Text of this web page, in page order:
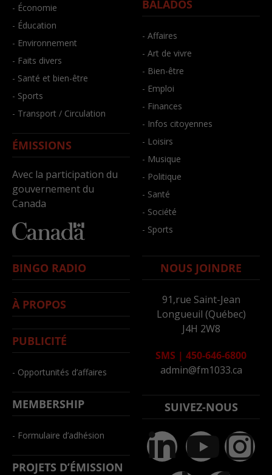
- Économie
- Éducation
- Environnement
- Faits divers
- Santé et bien-être
- Sports
- Transport / Circulation
ÉMISSIONS
Avec la participation du
gouvernement du
Canada
BALADOS
- Affaires
- Art de vivre
- Bien-être
- Emploi
- Finances
- Infos citoyennes
- Loisirs
- Musique
- Politique
- Santé
- Société
- Sports
BINGO RADIO
À PROPOS
PUBLICITÉ
- Opportunités d’affaires
MEMBERSHIP
- Formulaire d’adhésion
PROJETS D’ÉMISSION
NOUS JOINDRE
91,rue Saint-Jean
Longueuil (Québec)
J4H 2W8
SMS | 450-646-6800
admin@fm1033.ca
SUIVEZ-NOUS